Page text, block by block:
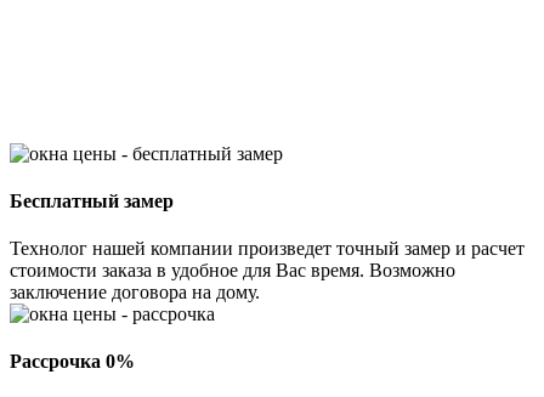
Бесплатный замер
Технолог нашей компании произведет точный замер и расчет
стоимости заказа в удобное для Вас время. Возможно
заключение договора на дому.
Рассрочка 0%